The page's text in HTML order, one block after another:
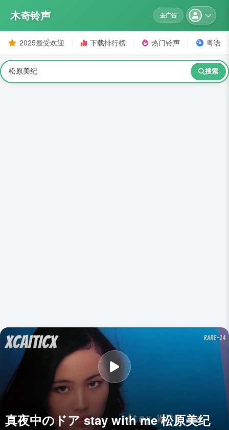
木奇铃声 去广告
2025最受欢迎 下载排行榜 热门铃声 粤语
搜索
真夜中のドア stay with me 松原美纪